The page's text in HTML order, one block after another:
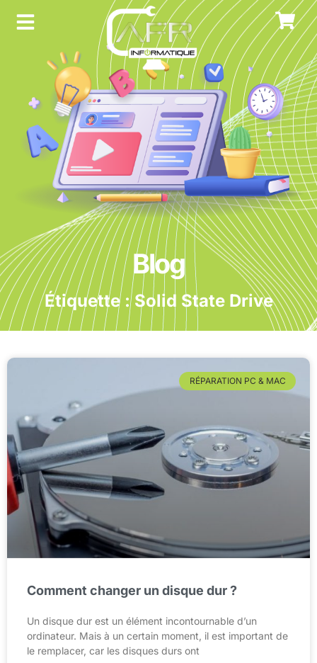
Blog
Étiquette : Solid State Drive
RÉPARATION PC & MAC
Comment changer un disque dur ?
Un disque dur est un élément incontournable d’un
ordinateur. Mais à un certain moment, il est important de
le remplacer, car les disques durs ont